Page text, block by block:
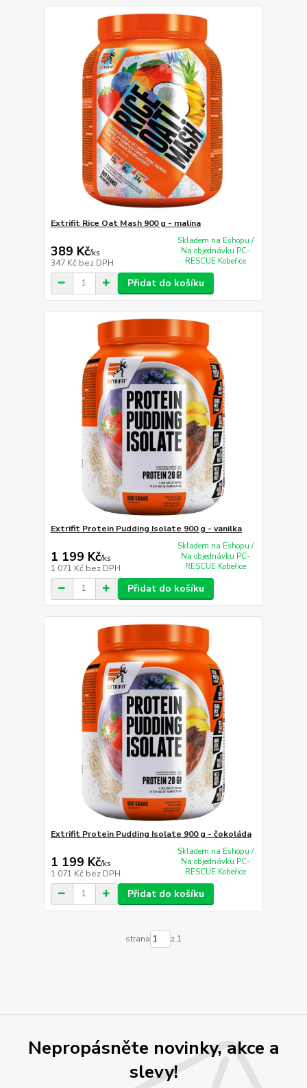
Extrifit Rice Oat Mash 900 g - malina
389 Kč/ks
347 Kč bez DPH
Skladem na Eshopu /
Na objednávku PC-
RESCUE Kobeřice
Přidat do košíku
Extrifit Protein Pudding Isolate 900 g - vanilka
1 199 Kč/ks
1 071 Kč bez DPH
Skladem na Eshopu /
Na objednávku PC-
RESCUE Kobeřice
Přidat do košíku
Extrifit Protein Pudding Isolate 900 g - čokoláda
1 199 Kč/ks
1 071 Kč bez DPH
Skladem na Eshopu /
Na objednávku PC-
RESCUE Kobeřice
Přidat do košíku
strana z 1
Nepropásněte novinky, akce a
slevy!